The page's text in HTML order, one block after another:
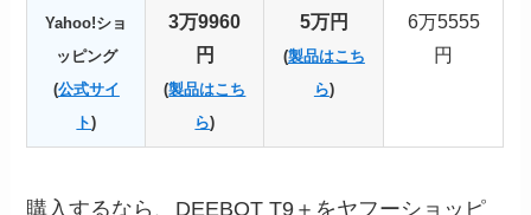
Yahoo!ショ
ッピング
(公式サイ
ト)
3万9960
円
(製品はこち
ら)
5万円
(製品はこち
ら)
6万5555
円
購入するなら、DEEBOT T9＋をヤフーショッピ